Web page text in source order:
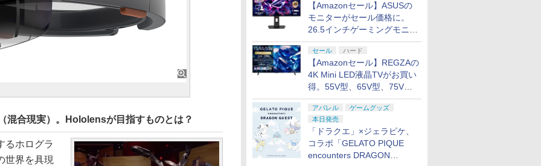
【Amazonセール】ASUSの
モニターがセール価格に。
26.5インチゲーミングモニタ
ー「ROG Strix OLED
XG27ACDMS」限定モデルも
お買い得
セール ハード
【Amazonセール】REGZAの
4K Mini LED液晶TVがお買い
得。55V型、65V型、75V型
の2026年モデルがラインナ
ップ
アパレル
ゲームグッズ
本日発売
「ドラクエ」×ジェラピケ、
コラボ「GELATO PIQUE
encounters DRAGON
混合現実）。Hololensが目指すものとは？
ホログラ
世界を具現